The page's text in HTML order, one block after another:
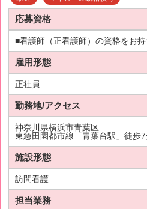
応募資格
■看護師（正看護師）の資格をお
雇用形態
正社員
勤務地/アクセス
神奈川県横浜市青葉区
東急田園都市線「青葉台駅」徒歩
施設形態
訪問看護
担当業務